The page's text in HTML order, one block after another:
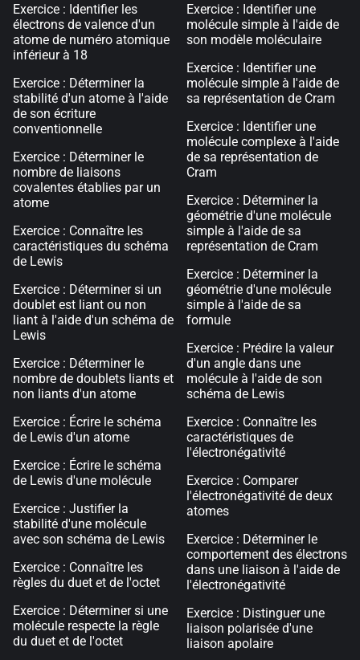
Exercice : Identifier les
électrons de valence d'un
atome de numéro atomique
inférieur à 18
Exercice : Déterminer la
stabilité d'un atome à l'aide
de son écriture
conventionnelle
Exercice : Déterminer le
nombre de liaisons
covalentes établies par un
atome
Exercice : Connaître les
caractéristiques du schéma
de Lewis
Exercice : Déterminer si un
doublet est liant ou non
liant à l'aide d'un schéma de
Lewis
Exercice : Déterminer le
nombre de doublets liants et
non liants d'un atome
Exercice : Écrire le schéma
de Lewis d'un atome
Exercice : Écrire le schéma
de Lewis d'une molécule
Exercice : Justifier la
stabilité d'une molécule
avec son schéma de Lewis
Exercice : Connaître les
règles du duet et de l'octet
Exercice : Déterminer si une
molécule respecte la règle
du duet et de l'octet
Exercice : Identifier une
molécule simple à l'aide de
son modèle moléculaire
Exercice : Identifier une
molécule simple à l'aide de
sa représentation de Cram
Exercice : Identifier une
molécule complexe à l'aide
de sa représentation de
Cram
Exercice : Déterminer la
géométrie d'une molécule
simple à l'aide de sa
représentation de Cram
Exercice : Déterminer la
géométrie d'une molécule
simple à l'aide de sa
formule
Exercice : Prédire la valeur
d'un angle dans une
molécule à l'aide de son
schéma de Lewis
Exercice : Connaître les
caractéristiques de
l'électronégativité
Exercice : Comparer
l'électronégativité de deux
atomes
Exercice : Déterminer le
comportement des électrons
dans une liaison à l'aide de
l'électronégativité
Exercice : Distinguer une
liaison polarisée d'une
liaison apolaire